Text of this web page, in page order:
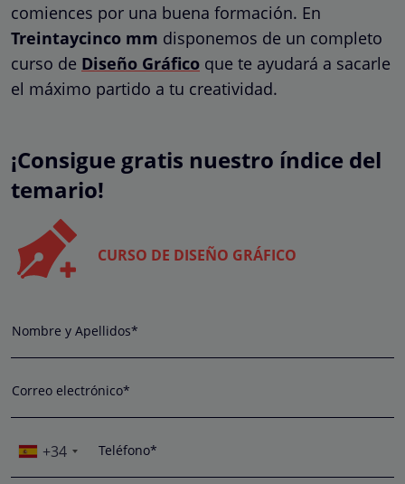
comiences por una buena formación. En
Treintaycinco mm disponemos de un completo
curso de Diseño Gráfico que te ayudará a sacarle
el máximo partido a tu creatividad.
¡Consigue gratis nuestro índice del
temario!
CURSO DE DISEÑO GRÁFICO
Nombre y Apellidos*
Correo electrónico*
+34 Teléfono*